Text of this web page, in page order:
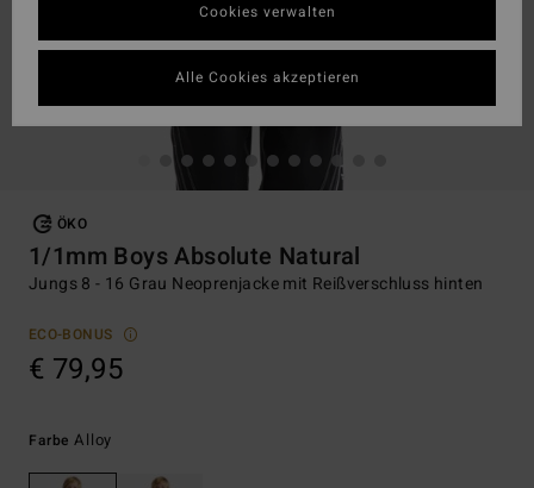
ÖKO
1/1mm Boys Absolute Natural
Jungs 8 - 16 Grau Neoprenjacke mit Reißverschluss hinten
ECO-BONUS
€ 79,95
FarbeAlloy
Cookies verwalten
Alle Cookies akzeptieren